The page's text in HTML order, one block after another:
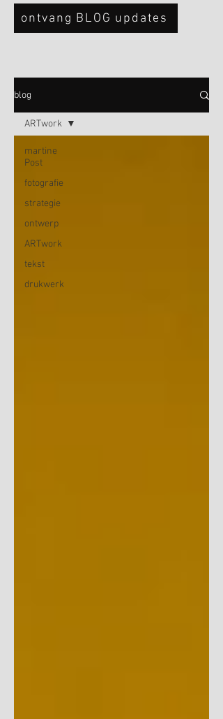
ontvang BLOG updates
blog
martine
Post
fotografie
strategie
ontwerp
ARTwork
tekst
drukwerk
ARTwork